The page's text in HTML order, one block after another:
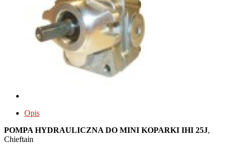
Opis
POMPA HYDRAULICZNA DO MINI KOPARKI IHI 25J,
Chieftain